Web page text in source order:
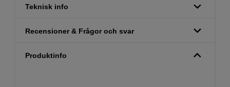
Teknisk info
Recensioner & Frågor och svar
Produktinfo